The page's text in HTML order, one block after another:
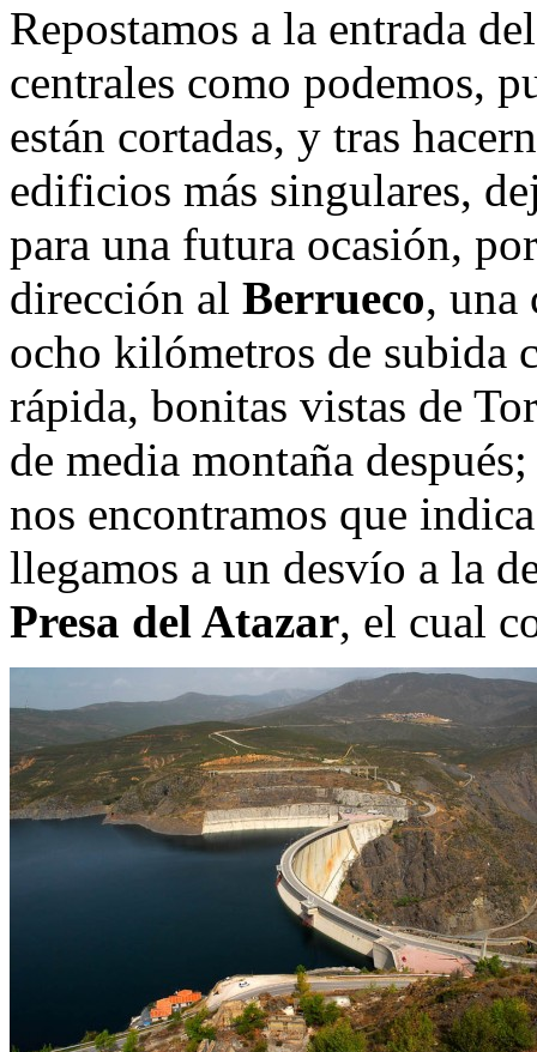
Repostamos a la entrada
centrales como podemos,
están cortadas, y tras
edificios más singulares,
para una futura ocasión,
dirección al Berrueco, una
ocho kilómetros de subida
rápida, bonitas vistas de
de media montaña
nos encontramos que
llegamos a un desvío a la
Presa del Atazar, el cual